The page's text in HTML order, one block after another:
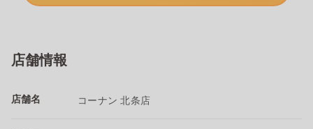
店舗情報
店舗名 コーナン 北条店